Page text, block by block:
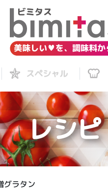
スペシャル
レシピ
グラタン